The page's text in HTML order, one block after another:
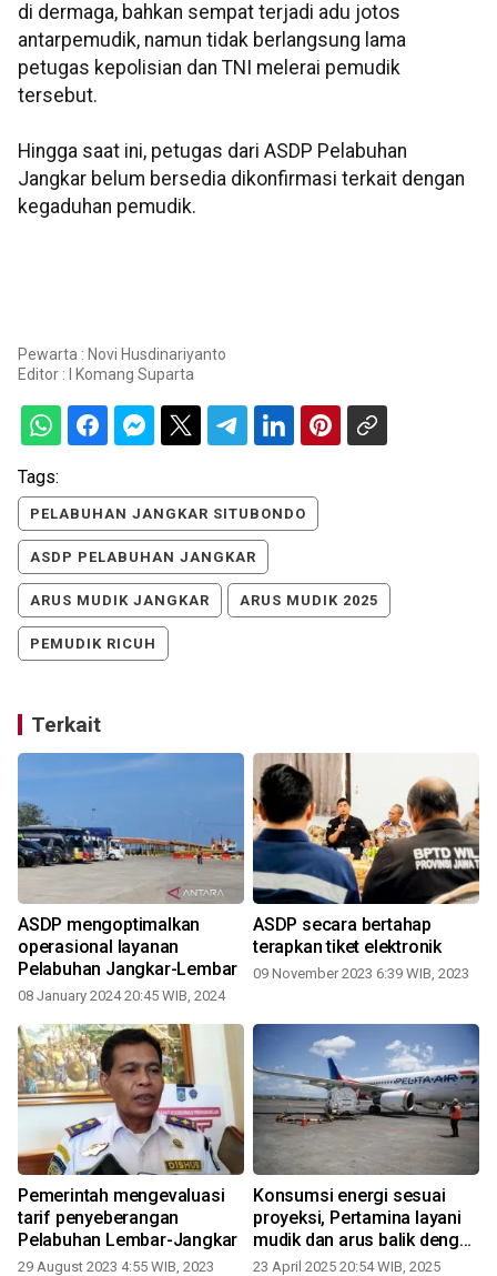
di dermaga, bahkan sempat terjadi adu jotos
antarpemudik, namun tidak berlangsung lama
petugas kepolisian dan TNI melerai pemudik
tersebut.
Hingga saat ini, petugas dari ASDP Pelabuhan
Jangkar belum bersedia dikonfirmasi terkait dengan
kegaduhan pemudik.
Pewarta : Novi Husdinariyanto
Editor :
I Komang Suparta
Tags:
PELABUHAN JANGKAR SITUBONDO
ASDP PELABUHAN JANGKAR
ARUS MUDIK JANGKAR ARUS MUDIK 2025
PEMUDIK RICUH
Terkait
ASDP mengoptimalkan
operasional layanan
Pelabuhan Jangkar-Lembar
08 January 2024 20:45 WIB, 2024
ASDP secara bertahap
terapkan tiket elektronik
09 November 2023 6:39 WIB, 2023
Pemerintah mengevaluasi
tarif penyeberangan
Pelabuhan Lembar-Jangkar
29 August 2023 4:55 WIB, 2023
Konsumsi energi sesuai
proyeksi, Pertamina layani
mudik dan arus balik dengan
lancar
23 April 2025 20:54 WIB, 2025